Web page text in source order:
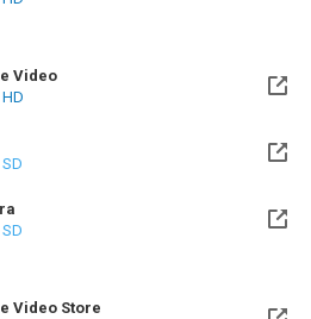
Video
HD
el Sab, 15 Ago 2026 (Quedan 6 días)
SD
el Sab, 15 Ago 2026 (Quedan 6 días)
SD
Video Store